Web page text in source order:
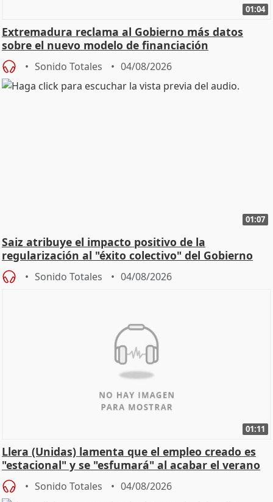
01:04
Extremadura reclama al Gobierno más datos
sobre el nuevo modelo de financiación
Sonido Totales 04/08/2026
01:07
Saiz atribuye el impacto positivo de la
regularización al "éxito colectivo" del Gobierno
Sonido Totales 04/08/2026
01:11
Llera (Unidas) lamenta que el empleo creado es
"estacional" y se "esfumará" al acabar el verano
Sonido Totales 04/08/2026